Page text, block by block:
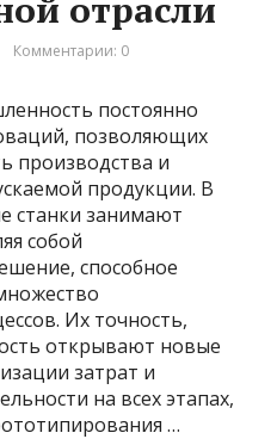
отрасли
Комментарии: 0
постоянно
позволяющих
производства и
продукции. В
станки занимают
собой
способное
Их точность,
открывают новые
затрат и
на всех этапах,
…